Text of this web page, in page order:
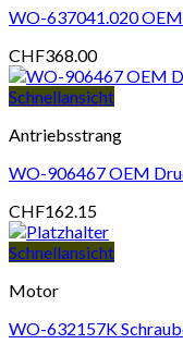
WO-637041.020 OEM
CHF368.00
Schnellansicht
Antriebsstrang
WO-906467 OEM
CHF162.15
Schnellansicht
Motor
WO-632157K